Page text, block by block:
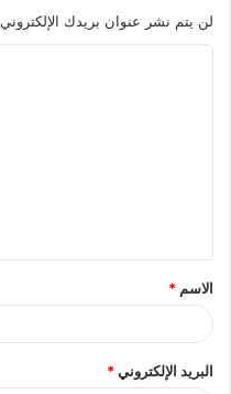
لن يتم نشر عنوان بريدك
ق
*
الاسم *
البريد الإلكتروني*